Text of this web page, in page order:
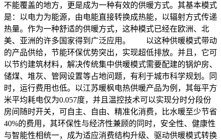
不能覆盖的地方，更是成为一种有效的供暖方式。其基本模式
是：以电力为能源，由电能直接转换成热能，以辐射方式传递
热量。作为一种舒适的供暖方式，这种模式已经在欧洲、北
美、亚洲的许多国家得到广泛应用。 以这种供暖模式带动
的产品供给，节能环保优势突出，实现超低排放。并且，它可
以节约建筑材料，解决传统集中供暖模式需要配建的锅炉房、
储煤、堆灰、管网设置等占地问题，有利于城市科学规划。同
时，运行费用也低。以江苏暖枫电热供暖产品为例，其每平方
米平均耗电仅为0.057度，并且温控技术可以实现分时分段份
房间随时开关，可自主、自由、精准化消费，比水暖至少节省
40%的费用，其环保性与经济性兼顾的同时，安全性、健康性
与智能性相统一，成为适应消费结构升级、驱动供暖模式转换